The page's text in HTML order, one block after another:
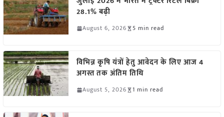
28.1% बढ़ी
August 6, 2026 5 min read
विभिन्न कृषि यंत्रों हेतु आवेदन के लिए आज 4
अगस्त तक अंतिम तिथि
August 5, 2026 1 min read